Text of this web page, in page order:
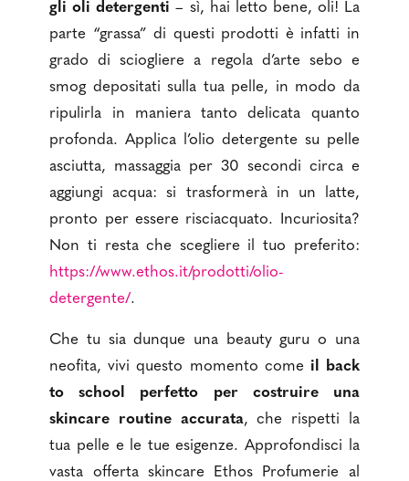
gli oli detergenti – sì, hai letto bene, oli! La
parte “grassa” di questi prodotti è infatti in
grado di sciogliere a regola d’arte sebo e
smog depositati sulla tua pelle, in modo da
ripulirla in maniera tanto delicata quanto
profonda. Applica l’olio detergente su pelle
asciutta, massaggia per 30 secondi circa e
aggiungi acqua: si trasformerà in un latte,
pronto per essere risciacquato. Incuriosita?
Non ti resta che scegliere il tuo preferito:
https://www.ethos.it/prodotti/olio-
detergente/.
Che tu sia dunque una beauty guru o una
neofita, vivi questo momento come il back
to school perfetto per costruire una
skincare routine accurata, che rispetti la
tua pelle e le tue esigenze. Approfondisci la
vasta offerta skincare Ethos Profumerie al